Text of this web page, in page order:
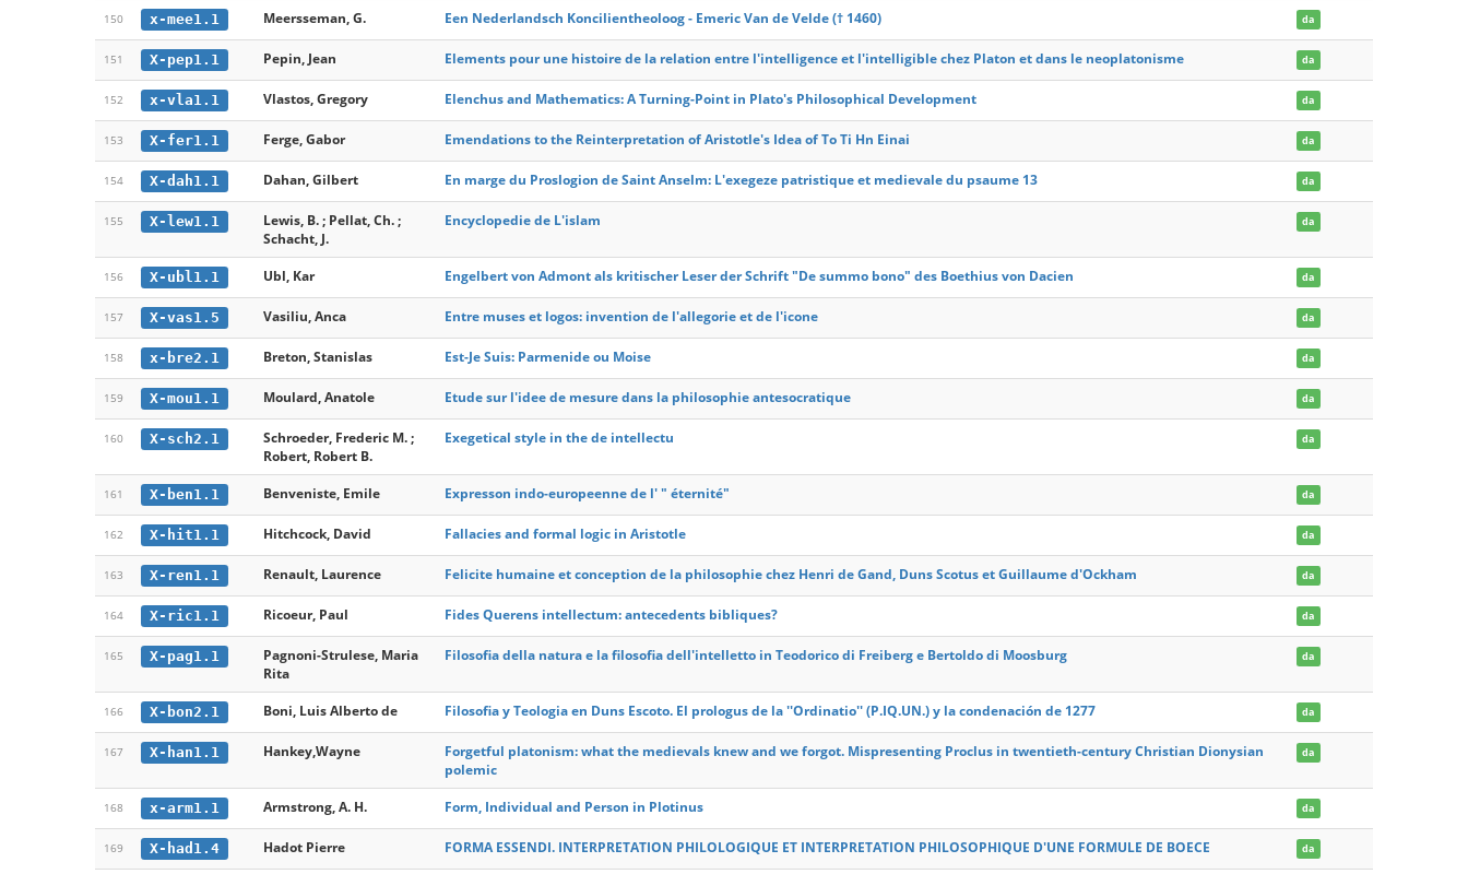
150 x-mee1.1 Meersseman, G. Een Nederlandsch Koncilientheoloog - Emeric Van de Velde († 1460) da
151 X-pep1.1 Pepin, Jean Elements pour une histoire de la relation entre l'intelligence et l'intelligible chez Platon et dans le neoplatonisme da
152 x-vla1.1 Vlastos, Gregory Elenchus and Mathematics: A Turning-Point in Plato's Philosophical Development da
153 X-fer1.1 Ferge, Gabor Emendations to the Reinterpretation of Aristotle's Idea of To Ti Hn Einai da
154 X-dah1.1 Dahan, Gilbert En marge du Proslogion de Saint Anselm: L'exegeze patristique et medievale du psaume 13 da
155 X-lew1.1
Lewis, B. ; Pellat, Ch. ;
Schacht, J.
Encyclopedie de L'islam da
156 X-ubl1.1 Ubl, Kar Engelbert von Admont als kritischer Leser der Schrift "De summo bono" des Boethius von Dacien da
157 X-vas1.5 Vasiliu, Anca Entre muses et logos: invention de l'allegorie et de l'icone da
158 x-bre2.1 Breton, Stanislas Est-Je Suis: Parmenide ou Moise da
159 X-mou1.1 Moulard, Anatole Etude sur l'idee de mesure dans la philosophie antesocratique da
160 X-sch2.1
Schroeder, Frederic M. ;
Robert, Robert B.
Exegetical style in the de intellectu da
161 X-ben1.1 Benveniste, Emile Expresson indo-europeenne de l' " éternité" da
162 X-hit1.1 Hitchcock, David Fallacies and formal logic in Aristotle da
163 X-ren1.1 Renault, Laurence Felicite humaine et conception de la philosophie chez Henri de Gand, Duns Scotus et Guillaume d'Ockham da
164 X-ric1.1 Ricoeur, Paul Fides Querens intellectum: antecedents bibliques? da
165 X-pag1.1
Pagnoni-Strulese, Maria
Rita
Filosofia della natura e la filosofia dell'intelletto in Teodorico di Freiberg e Bertoldo di Moosburg da
166 X-bon2.1 Boni, Luis Alberto de Filosofia y Teologia en Duns Escoto. El prologus de la ''Ordinatio'' (P.IQ.UN.) y la condenación de 1277 da
167 X-han1.1 Hankey,Wayne
Forgetful platonism: what the medievals knew and we forgot. Mispresenting Proclus in twentieth-century Christian Dionysian
polemic
da
168 x-arm1.1 Armstrong, A. H. Form, Individual and Person in Plotinus da
169 X-had1.4 Hadot Pierre FORMA ESSENDI. INTERPRETATION PHILOLOGIQUE ET INTERPRETATION PHILOSOPHIQUE D'UNE FORMULE DE BOECE da